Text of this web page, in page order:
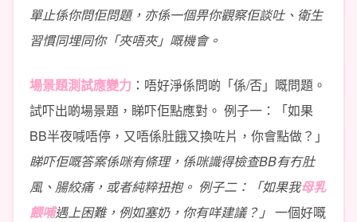
單止係你問佢問題，亦係一個畀你觀察佢談吐、衛生
習慣同埋同你「夾唔夾」嘅機會。
場景題測試應變力 ：唔好淨係問啲「係/否」嘅問題。
試吓出啲場景題，睇吓佢點應對。 例子一：「如果
BB半夜喊唔停，又唔係肚餓又換咗片，你會點做？」
睇吓佢嘅答案係咪有條理，係咪識得檢查BB有冇肚
風、腸絞痛，或者純粹扭抱。 例子二：「如果我母乳
餵哺遇上困難，例如塞奶，你有咩建議？」 一個好嘅